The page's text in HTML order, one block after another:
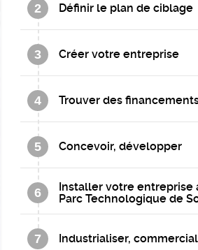
2 Définir le plan de ciblage
3 Créer votre entreprise
4 Trouver des
5 Concevoir, développer
6
Installer votre entreprise
Parc Technologique de
7 Industrialiser,